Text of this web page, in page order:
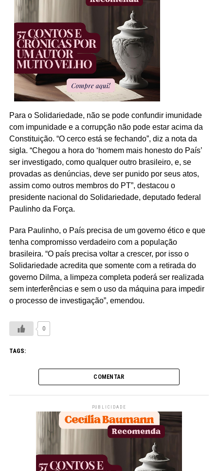
Para o Solidariedade, não se pode confundir imunidade
com impunidade e a corrupção não pode estar acima da
Constituição. “O cerco está se fechando”, diz a nota da
sigla. “Chegou a hora do ‘homem mais honesto do País’
ser investigado, como qualquer outro brasileiro, e, se
provadas as denúncias, deve ser punido por seus atos,
assim como outros membros do PT”, destacou o
presidente nacional do Solidariedade, deputado federal
Paulinho da Força.
Para Paulinho, o País precisa de um governo ético e que
tenha compromisso verdadeiro com a população
brasileira. “O país precisa voltar a crescer, por isso o
Solidariedade acredita que somente com a retirada do
governo Dilma, a limpeza completa poderá ser realizada
sem interferências e sem o uso da máquina para impedir
o processo de investigação”, emendou.
0
TAGS:
COMENTAR
PUBLICIDADE